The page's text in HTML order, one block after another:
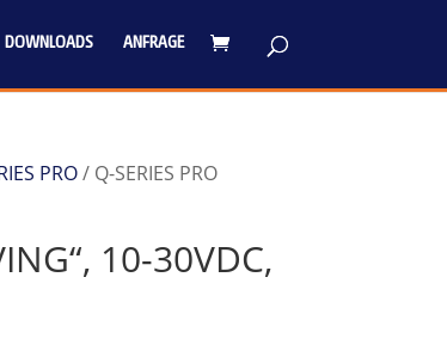
DOWNLOADS ANFRAGE
PRO/ Q-SERIES PRO
10-30VDC,